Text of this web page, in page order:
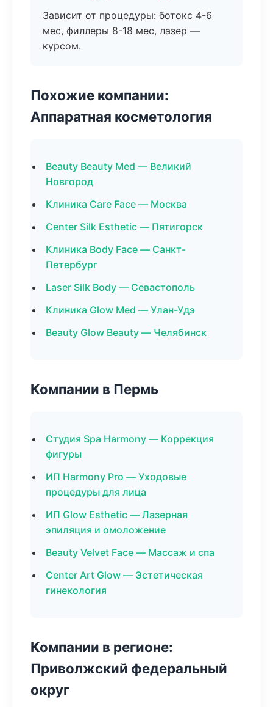
Зависит от процедуры: ботокс 4-6
мес, филлеры 8-18 мес, лазер —
курсом.
Похожие компании:
Аппаратная косметология
Beauty Beauty Med — Великий
Новгород
Клиника Care Face — Москва
Center Silk Esthetic — Пятигорск
Клиника Body Face — Санкт-
Петербург
Laser Silk Body — Севастополь
Клиника Glow Med — Улан-Удэ
Beauty Glow Beauty — Челябинск
Компании в Пермь
Студия Spa Harmony — Коррекция
фигуры
ИП Harmony Pro — Уходовые
процедуры для лица
ИП Glow Esthetic — Лазерная
эпиляция и омоложение
Beauty Velvet Face — Массаж и спа
Center Art Glow — Эстетическая
гинекология
Компании в регионе:
Приволжский федеральный
округ